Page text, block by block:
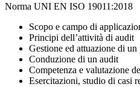
Norma UNI EN ISO 19011:2018
Scopo e campo di
Principi dell’attività di audit
Gestione ed attuazione di
Conduzione di un audit
Competenza e valutazione
Esercitazioni, studio di casi